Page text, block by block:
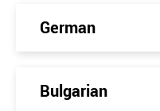
German
Bulgarian